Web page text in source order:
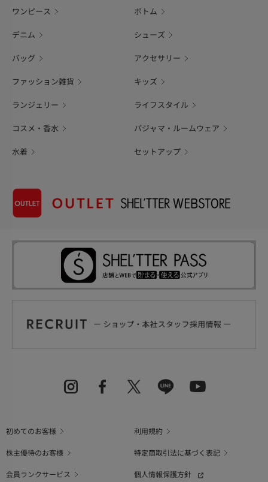
ワンピース ボトム
デニム シューズ
バッグ アクセサリー
ファッション雑貨 キッズ
ランジェリー ライフスタイル
コスメ・香水 パジャマ・ルームウェア
水着 セットアップ
初めてのお客様
利用規約
株主優待のお客様
特定商取引法に基づく表記
会員ランクサービス
個人情報保護方針